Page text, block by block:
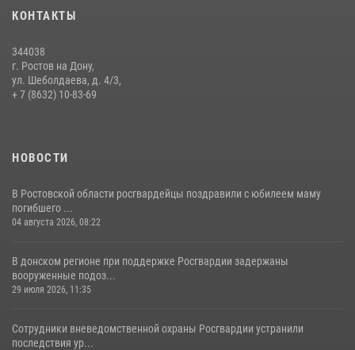
В донской столице Росгвардия приняла участие в оперативно-
профилактических мероприятиях в районе рынков «Темерник»
27 июля 2026, 12:35
КОНТАКТЫ
344038
г. Ростов на Дону,
ул. Шеболдаева, д. 4/3,
+ 7 (8632) 10-83-69
НОВОСТИ
В Ростовской области росгвардейцы поздравили с юбилеем маму
погибшего ...
04 августа 2026, 08:22
В донском регионе при поддержке Росгвардии задержаны
вооруженные подоз...
29 июля 2026, 11:35
Сотрудники вневедомственной охраны Росгвардии устранили
последствия ур...